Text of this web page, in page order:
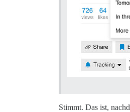
Stimmt. Das ist,